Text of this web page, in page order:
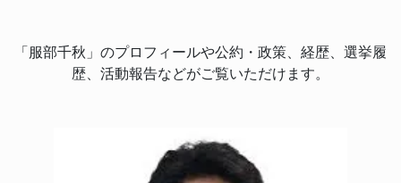
「服部千秋」のプロフィールや公約・政策、経歴、選挙履
歴、活動報告などがご覧いただけます。